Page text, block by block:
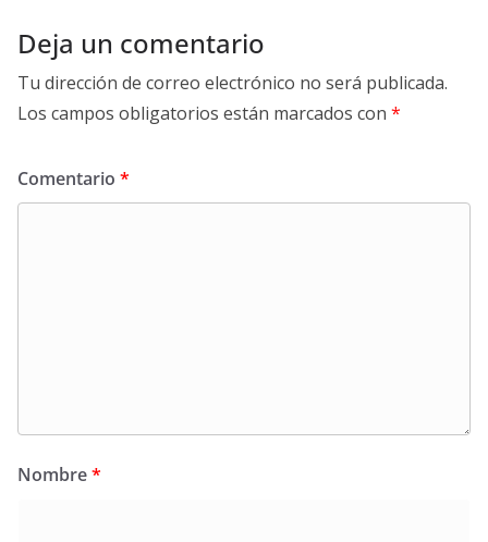
Deja un comentario
Tu dirección de correo electrónico no será publicada.
Los campos obligatorios están marcados con *
Comentario *
Nombre*